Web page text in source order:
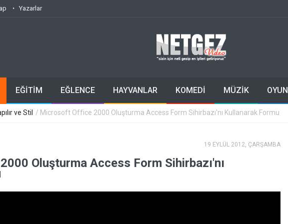
Yazarlar
EĞİTİM EĞLENCE HAYVANLAR KOMEDİ MÜZİK OYUN
ve Stil / Microsoft Office 2000 Oluşturma Access Form Sihirbazı'nı Kullanarak Formu
19 EYLÜL 2012, ÇARŞAMBA
Oluşturma Access Form Sihirbazı'nı